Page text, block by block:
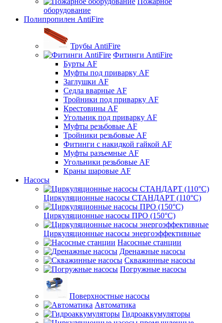
оборудование
Полипропилен AntiFire
Трубы AntiFire
Фитинги AntiFire
Бурты AF
Муфты под приварку AF
Заглушки AF
Седла вварные AF
Тройники под приварку AF
Крестовины AF
Угольник под приварку AF
Муфты резьбовые AF
Тройники резьбовые AF
Фитинги с накидкой гайкой AF
Муфты разъемные AF
Угольники резьбовые AF
Краны шаровые AF
Насосы
Циркуляционные насосы СТАНДАРТ (110°C)
Циркуляционные насосы ПРО (150°C)
Циркуляционные насосы энергоэффективные
Насосные станции
Дренажные насосы
Скважинные насосы
Погружные насосы
Поверхностные насосы
Автоматика
Гидроаккумуляторы